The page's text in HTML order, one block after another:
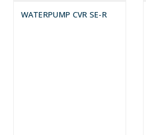
WATERPUMP CVR SE-R